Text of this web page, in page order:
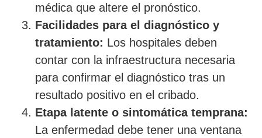
médica que altere el pronóstico.
Facilidades para el diagnóstico y
tratamiento: Los hospitales deben
contar con la infraestructura necesaria
para confirmar el diagnóstico tras un
resultado positivo en el cribado.
Etapa latente o sintomática temprana:
La enfermedad debe tener una ventana